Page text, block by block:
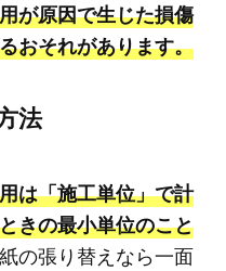
が原因で生じた損傷
おそれがあります。
法
は「施工単位」で計
きの最小単位のこと
の張り替えなら一面